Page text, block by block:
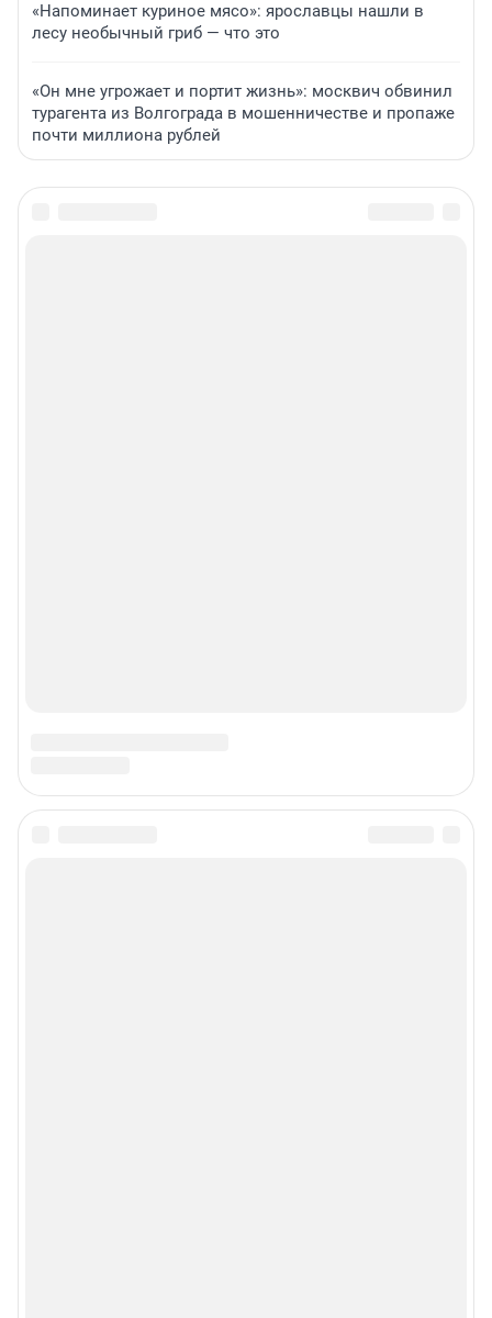
«Напоминает куриное мясо»: ярославцы нашли в
лесу необычный гриб — что это
«Он мне угрожает и портит жизнь»: москвич обвинил
турагента из Волгограда в мошенничестве и пропаже
почти миллиона рублей